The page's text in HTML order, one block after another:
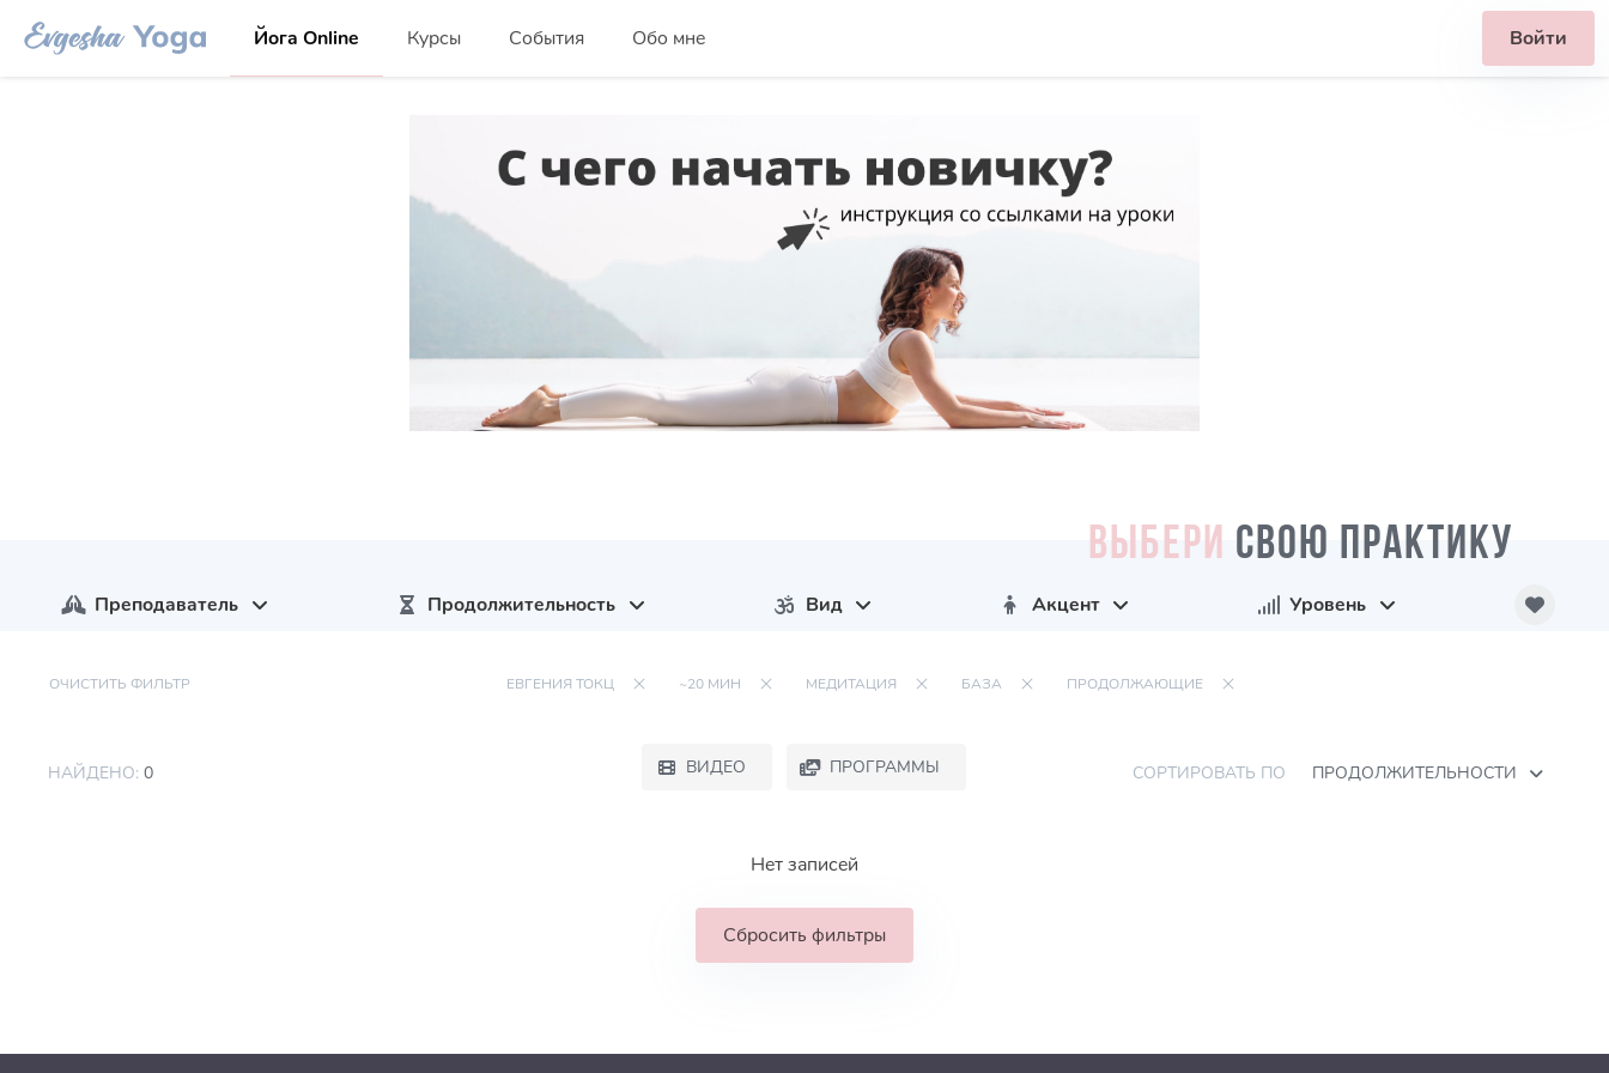
Йога Online Курсы События Обо мне Войти
ВЫБЕРИ СВОЮ ПРАКТИКУ
Преподаватель Продолжительность Вид Акцент Уровень
ОЧИСТИТЬ ФИЛЬТР ЕВГЕНИЯ ТОКЦ ~20 МИН МЕДИТАЦИЯ БАЗА ПРОДОЛЖАЮЩИЕ
НАЙДЕНО: 0 ВИДЕО ПРОГРАММЫ СОРТИРОВАТЬ ПО ПРОДОЛЖИТЕЛЬНОСТИ
Нет записей
Сбросить фильтры